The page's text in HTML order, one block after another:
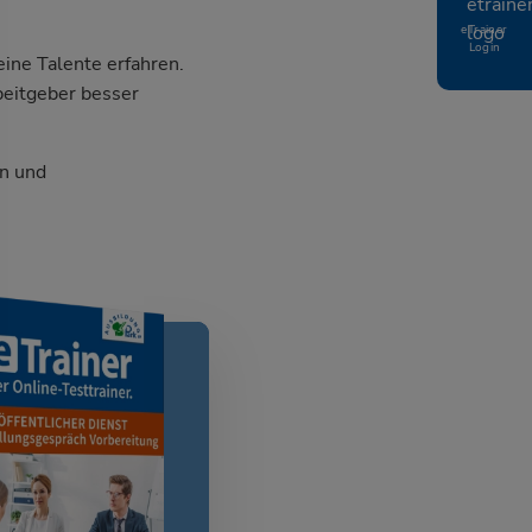
eTrainer
Login
Talente erfahren.
besser
und